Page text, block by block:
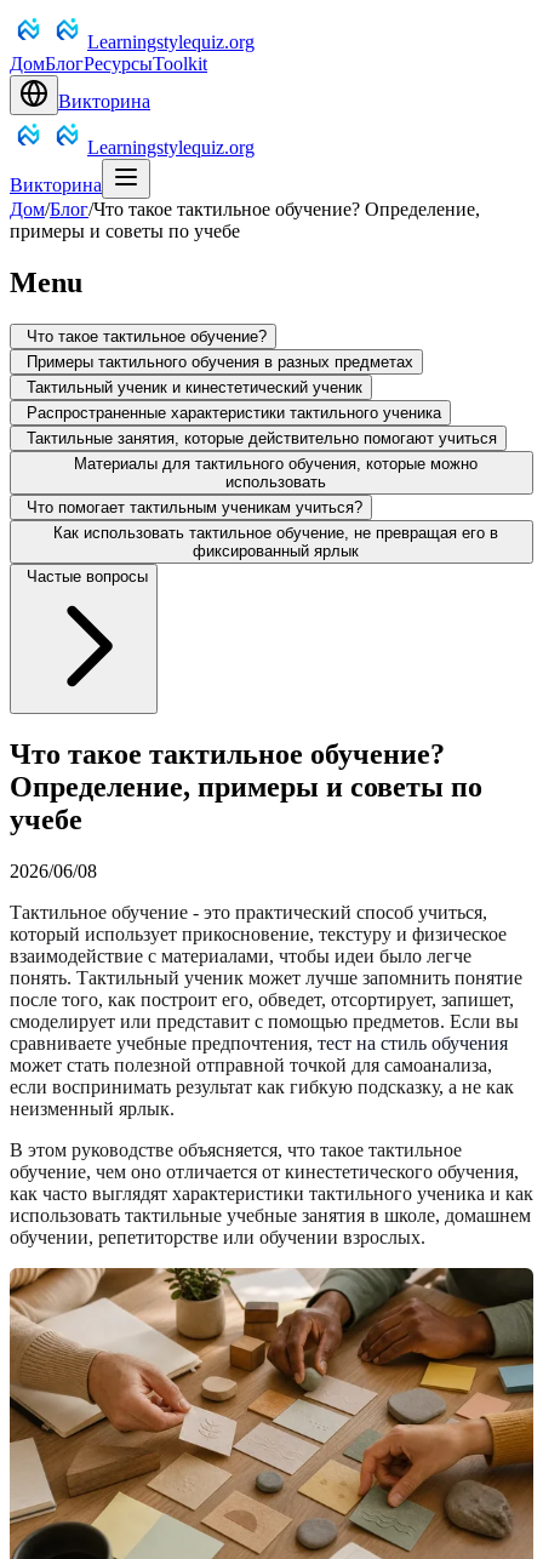
Learningstylequiz.org
ДомБлогРесурсыToolkit
Викторина
Learningstylequiz.org
Викторина
Дом/Блог/Что такое тактильное обучение? Определение,
примеры и советы по учебе
Menu
Что такое тактильное обучение?
Примеры тактильного обучения в разных предметах
Тактильный ученик и кинестетический ученик
Распространенные характеристики тактильного ученика
Тактильные занятия, которые действительно помогают учиться
Материалы для тактильного обучения, которые можно
использовать
Что помогает тактильным ученикам учиться?
Как использовать тактильное обучение, не превращая его в
фиксированный ярлык
Частые вопросы
Что такое тактильное обучение?
Определение, примеры и советы по
учебе
2026/06/08
Тактильное обучение - это практический способ учиться,
который использует прикосновение, текстуру и физическое
взаимодействие с материалами, чтобы идеи было легче
понять. Тактильный ученик может лучше запомнить понятие
после того, как построит его, обведет, отсортирует, запишет,
смоделирует или представит с помощью предметов. Если вы
сравниваете учебные предпочтения, тест на стиль обучения
может стать полезной отправной точкой для самоанализа,
если воспринимать результат как гибкую подсказку, а не как
неизменный ярлык.
В этом руководстве объясняется, что такое тактильное
обучение, чем оно отличается от кинестетического обучения,
как часто выглядят характеристики тактильного ученика и как
использовать тактильные учебные занятия в школе, домашнем
обучении, репетиторстве или обучении взрослых.